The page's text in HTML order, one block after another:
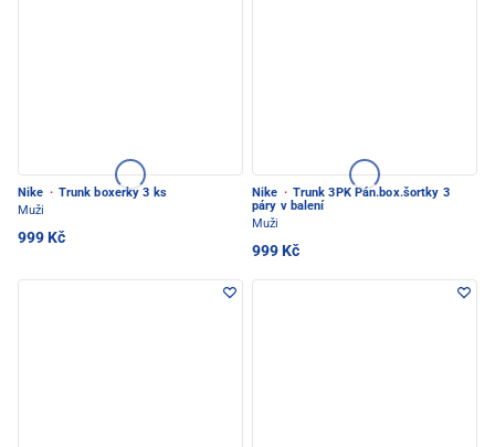
Nike · Trunk boxerky 3 ks
Muži
999 Kč
Nike · Trunk 3PK Pán.box.šortky 3
páry v balení
Muži
999 Kč